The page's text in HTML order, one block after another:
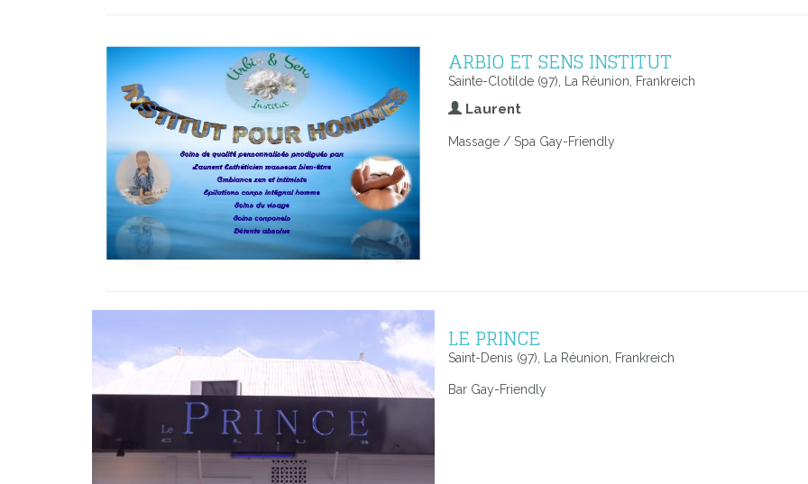
ARBIO ET SENS INSTITUT
Sainte-Clotilde (97), La Réunion, Frankreich
Laurent
Massage / Spa Gay-Friendly
LE PRINCE
Saint-Denis (97), La Réunion, Frankreich
Bar Gay-Friendly